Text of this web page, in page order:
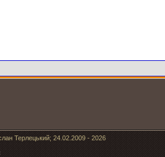
Терлецький; 24.02.2009 - 2026